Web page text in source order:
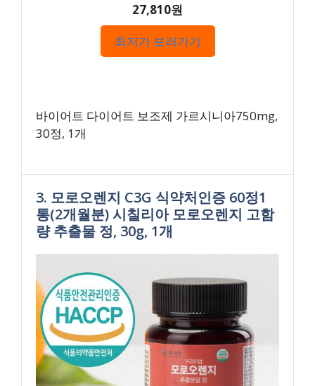
27,810원
최저가 보러가기
바이어트 다이어트 보조제 가르시니아750mg,
30정, 1개
3. 모로오렌지 C3G 식약처인증 60정1
통(2개월분) 시칠리아 모로오렌지 고함
량 추출물 정, 30g, 1개